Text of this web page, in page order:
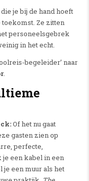
je bij de hand hoeft
toekomst. Ze zitten
personeelsgebrek
in het echt.
begeleider’ naar
.
Of het nu gaat
gasten zien op
perfecte,
een kabel in een
een muur als het